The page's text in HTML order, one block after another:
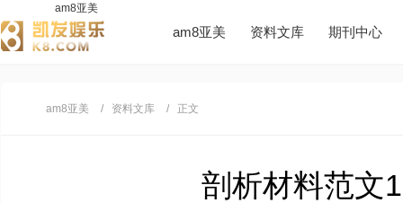
am8亚美
am8亚美 资料文库 期刊中心
am8亚美 资料文库 正文
剖析材料范文